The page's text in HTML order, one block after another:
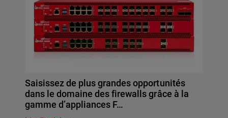
Saisissez de plus grandes opportunités
dans le domaine des firewalls grâce à la
gamme d’appliances F…